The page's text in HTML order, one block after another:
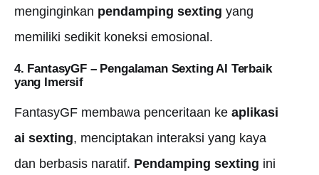
menginginkan pendamping sexting yang
memiliki sedikit koneksi emosional.
4. FantasyGF – Pengalaman Sexting AI Terbaik
yang Imersif
FantasyGF membawa penceritaan ke aplikasi
ai sexting, menciptakan interaksi yang kaya
dan berbasis naratif. Pendamping sexting ini